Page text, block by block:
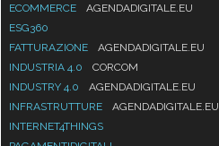
ECOMMERCE
AGENDADIGITALE.EU
ESG360
FATTURAZIONE
AGENDADIGITALE.EU
INDUSTRIA 4.0
CORCOM
INDUSTRY 4.0
AGENDADIGITALE.EU
INFRASTRUTTURE
AGENDADIGITALE.EU
INTERNET4THINGS